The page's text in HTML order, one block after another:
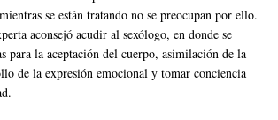
se están tratando no se preocupan por ello.
aconsejó acudir al sexólogo, en donde se
para la aceptación del cuerpo, asimilación de la
de la expresión emocional y tomar conciencia